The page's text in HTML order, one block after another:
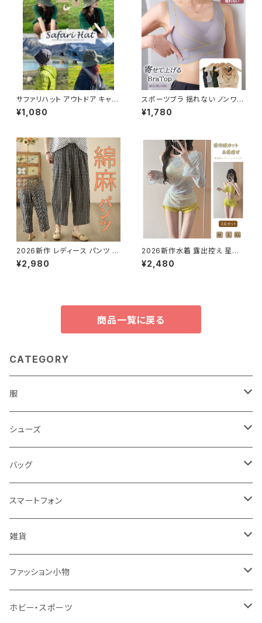
サファリハット アウトドア キャン
プ 山登り 帽子 紫外線対策 あご
ヒモ つば 旅行 カジュアル
¥1,080
スポーツブラ 揺れない ノンワイ
ヤー バストケア ナイトブラ バス
トアップ
¥1,780
2026新作 レディース パンツ ズ
ボン リネン ワイドパンツ ウエス
トゴム ストライプ 楽ちん 綿麻
¥2,980
2026新作水着 露出控え 星柄
中学生 高校生 レディース タン
キニ 3点セット 体型カバー
¥2,480
商品一覧に戻る
CATEGORY
服
レディース
トップス
コート・ジャケット
メンズ
バッグ
帽子
キッズ＆ベビー
浴衣
シューズ
レディース
サンダル
スニーカー
メンズ
サンダル
キッズ＆ベビー
バッグ
レディース
メンズ
キッズ＆ベビー
スマートフォン
アクセサリ
ケース・カバー
ケーブル・アダプター
ケース
スタント
雑貨
ガラス
タオル
ファッション小物
サングラス・眼鏡
ホビー・スポーツ